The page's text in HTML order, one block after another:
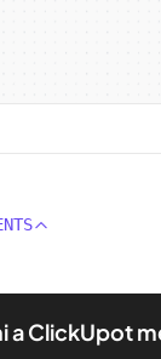
a ClickUpot